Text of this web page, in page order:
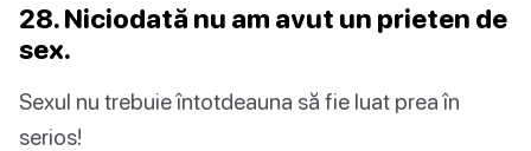
28. Niciodată nu am avut un prieten de
sex.
Sexul nu trebuie întotdeauna să fie luat prea în
serios!